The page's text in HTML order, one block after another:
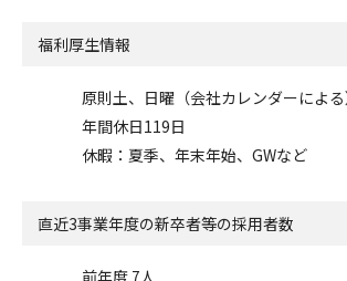
福利厚生情報
原則土、日曜（会社カレンダーによる
年間休日119日
休暇：夏季、年末年始、GWなど
直近3事業年度の新卒者等の採用者数
前年度 7人